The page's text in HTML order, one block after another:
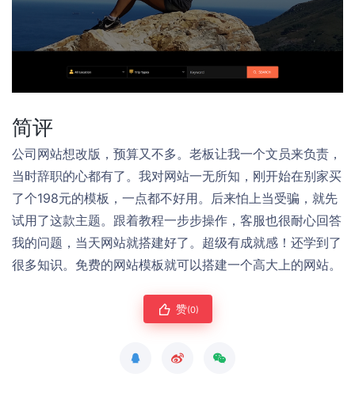
简评
公司网站想改版，预算又不多。老板让我一个文员来负责，
当时辞职的心都有了。我对网站一无所知，刚开始在别家买
了个198元的模板，一点都不好用。后来怕上当受骗，就先
试用了这款主题。跟着教程一步步操作，客服也很耐心回答
我的问题，当天网站就搭建好了。超级有成就感！还学到了
很多知识。免费的网站模板就可以搭建一个高大上的网站。
赞(0)